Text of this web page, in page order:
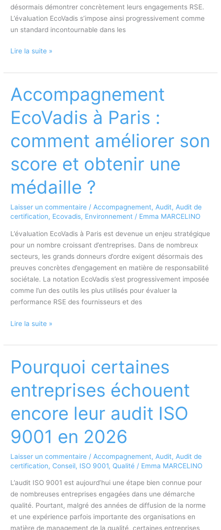
désormais démontrer concrètement leurs engagements RSE.
L’évaluation EcoVadis s’impose ainsi progressivement comme
un standard incontournable dans les
EcoVadis
Lyon
comment
son
RSE
Lire la suite »
Accompagnement
EcoVadis à Paris :
comment améliorer son
score et obtenir une
médaille ?
Laisser un commentaire /Accompagnement,Audit,Audit de
certification, Ecovadis, Environnement / Emma MARCELINO
L’évaluation EcoVadis à Paris est devenue un enjeu stratégique
pour un nombre croissant d’entreprises. Dans de nombreux
secteurs, les grands donneurs d’ordre exigent désormais des
preuves concrètes d’engagement en matière de responsabilité
sociétale. La notation EcoVadis s’est progressivement imposée
comme l’un des outils les plus utilisés pour évaluer la
performance RSE des fournisseurs et des
Accompagnement
à
améliorer
score
obtenir
médaille
?
Lire la suite »
Pourquoi certaines
entreprises échouent
encore leur audit ISO
9001 en 2026
Laisser un commentaire / Accompagnement, Audit, Audit de
certification, Conseil, ISO 9001, Qualité / Emma MARCELINO
L’audit ISO 9001 est aujourd’hui une étape bien connue pour
de nombreuses entreprises engagées dans une démarche
qualité. Pourtant, malgré des années de diffusion de la norme
et une expérience parfois importante des organisations en
matière de management de la qualité, certaines entreprises